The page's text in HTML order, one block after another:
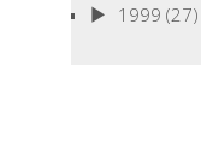
1999 (27)